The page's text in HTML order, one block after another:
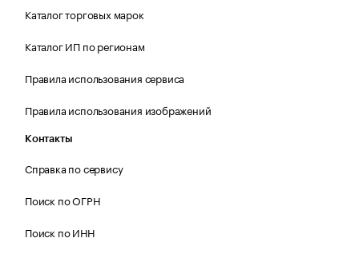
Каталог торговых марок
Каталог ИП по регионам
Правила использования сервиса
Правила использования изображений
Контакты
Справка по сервису
Поиск по ОГРН
Поиск по ИНН